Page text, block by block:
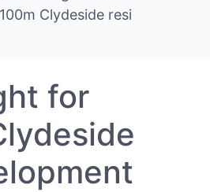
Clydeside resi
for